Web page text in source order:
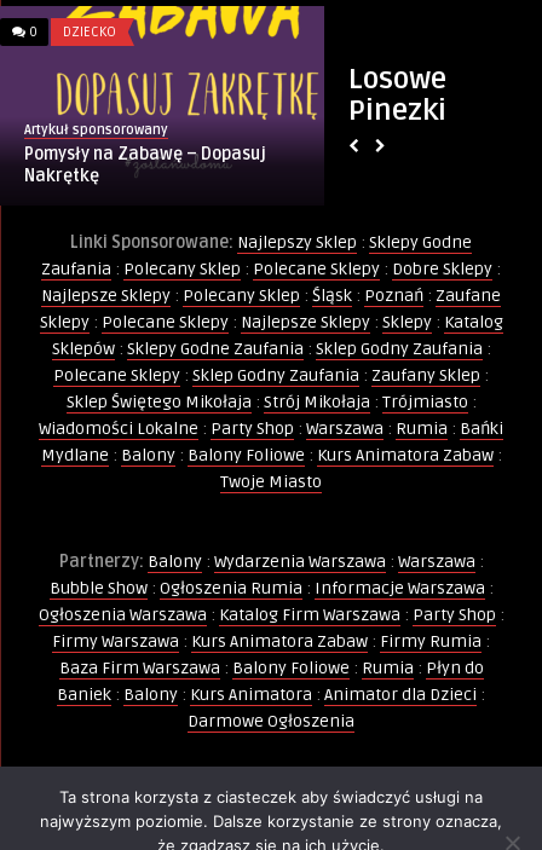
Losowe
Pinezki
0 DZIECKO
Artykuł sponsorowany
Pomysły na Zabawę – Dopasuj
Nakrętkę
Linki Sponsorowane: Najlepszy Sklep : Sklepy Godne
Zaufania : Polecany Sklep : Polecane Sklepy : Dobre Sklepy :
Najlepsze Sklepy : Polecany Sklep : Śląsk : Poznań : Zaufane
Sklepy: Polecane Sklepy: Najlepsze Sklepy: Sklepy: Katalog
Sklepów: Sklepy Godne Zaufania : Sklep Godny Zaufania :
Polecane Sklepy : Sklep Godny Zaufania : Zaufany Sklep :
Sklep Świętego Mikołaja : Strój Mikołaja : Trójmiasto :
Wiadomości Lokalne : Party Shop : Warszawa : Rumia : Bańki
Mydlane : Balony: Balony Foliowe : Kurs Animatora Zabaw:
Twoje Miasto
Partnerzy: Balony: Wydarzenia Warszawa : Warszawa :
Bubble Show: Ogłoszenia Rumia : Informacje Warszawa :
Ogłoszenia Warszawa : Katalog Firm Warszawa : Party Shop :
Firmy Warszawa : Kurs Animatora Zabaw : Firmy Rumia :
Baza Firm Warszawa : Balony Foliowe : Rumia : Płyn do
Baniek : Balony : Kurs Animatora : Animator dla Dzieci :
Darmowe Ogłoszenia
Wszelkie Prawa Zastrzeżone - Kopiowanie, powielanie i
wykorzystywanie treści, zdjęć, grafik jest zabronione -
Ta strona korzysta z ciasteczek aby świadczyć usługi na
najwyższym poziomie. Dalsze korzystanie ze strony oznacza,
że zgadzasz się na ich użycie.